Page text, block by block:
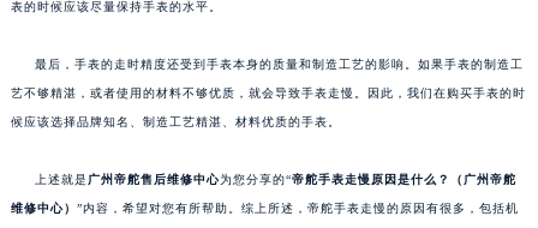
表的时候应该尽量保持手表的水平。
最后，手表的走时精度还受到手表本身的质量和制造工艺的影响。如果手表的制造工
艺不够精湛，或者使用的材料不够优质，就会导致手表走慢。因此，我们在购买手表的时
候应该选择品牌知名、制造工艺精湛、材料优质的手表。
上述就是 广州帝舵售后维修中心为您分享的“帝舵手表走慢原因是什么？（广州帝舵
维修中心） ”内容，希望对您有所帮助。综上所述，帝舵手表走慢的原因有很多，包括机